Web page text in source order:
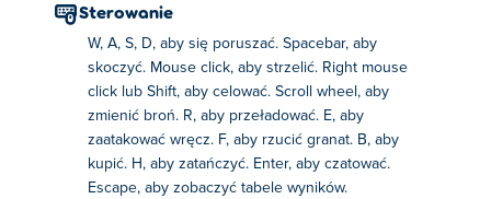
Możesz grać w Venge.io całkowicie za darmo na swoim
komputerze, telefonie komórkowym lub tablecie. Nie ma
potrzeby pobierania, po prostu uzyskaj dostęp do gry
bezpośrednio w przeglądarce. Na komputerze mamy
również dostępny tryb pełnoekranowy. Baw się dobrze
grając w Venge.io na Poki, a może zobaczymy Cię na
szczycie tabeli wyników!
Sterowanie
W, A, S, D, aby się poruszać. Spacebar, aby
skoczyć. Mouse click, aby strzelić. Right mouse
click lub Shift, aby celować. Scroll wheel, aby
zmienić broń. R, aby przeładować. E, aby
zaatakować wręcz. F, aby rzucić granat. B, aby
kupić. H, aby zatańczyć. Enter, aby czatować.
Escape, aby zobaczyć tabele wyników.